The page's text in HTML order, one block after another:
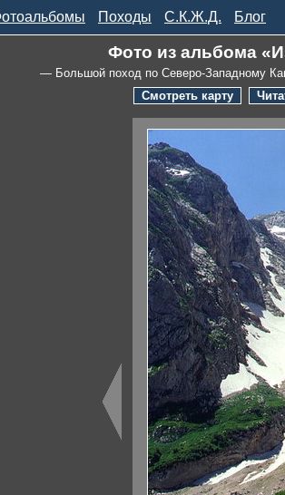
Походы С.К.Ж.Д. Блог
Фото из альбома
— Большой поход по Северо-Западному
Смотреть карту